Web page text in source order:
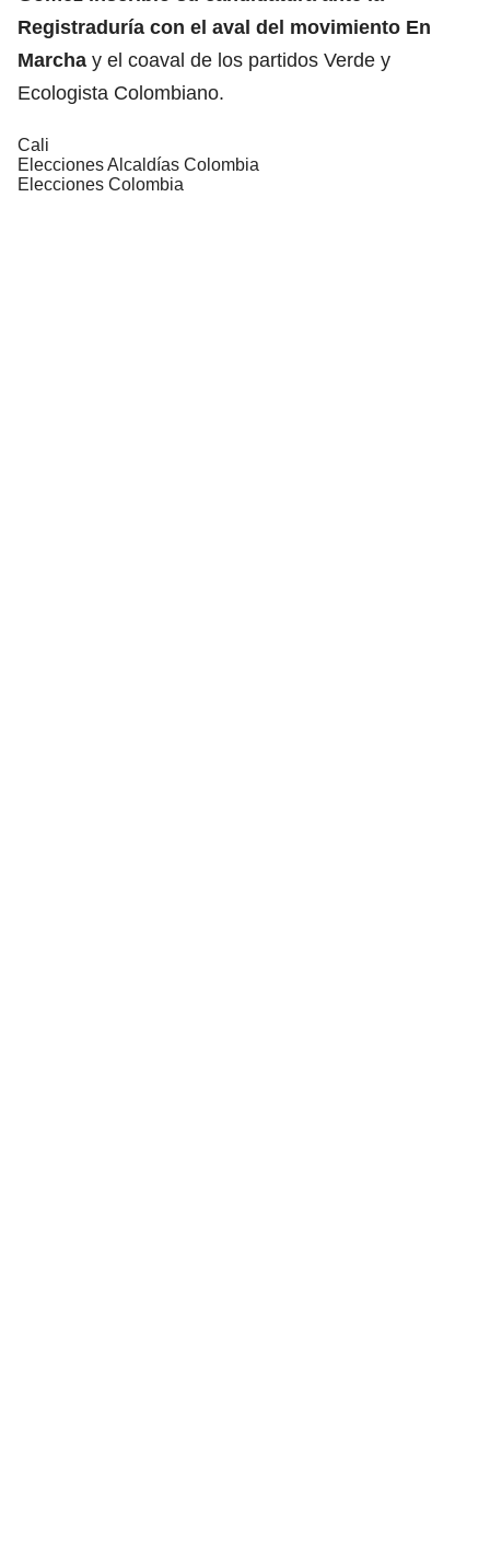
Registraduría con el aval del movimiento En
Marcha y el coaval de los partidos Verde y
Ecologista Colombiano.
Cali
Elecciones Alcaldías Colombia
Elecciones Colombia